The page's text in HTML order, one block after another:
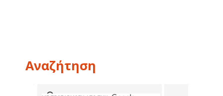
Αναζήτηση